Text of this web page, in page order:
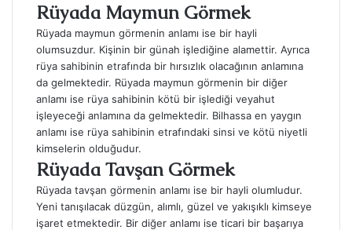
Rüyada Maymun Görmek
Rüyada maymun görmenin anlamı ise bir hayli
olumsuzdur. Kişinin bir günah işlediğine alamettir. Ayrıca
rüya sahibinin etrafında bir hırsızlık olacağının anlamına
da gelmektedir. Rüyada maymun görmenin bir diğer
anlamı ise rüya sahibinin kötü bir işlediği veyahut
işleyeceği anlamına da gelmektedir. Bilhassa en yaygın
anlamı ise rüya sahibinin etrafındaki sinsi ve kötü niyetli
kimselerin olduğudur.
Rüyada Tavşan Görmek
Rüyada tavşan görmenin anlamı ise bir hayli olumludur.
Yeni tanışılacak düzgün, alımlı, güzel ve yakışıklı kimseye
işaret etmektedir. Bir diğer anlamı ise ticari bir başarıya